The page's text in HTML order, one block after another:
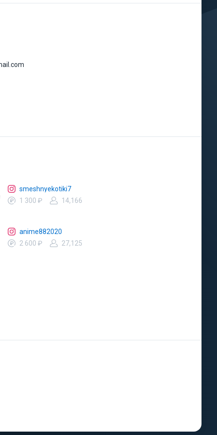
smeshnyekotiki7
1 300 ₽
14,166
anime882020
2 600 ₽
27,125